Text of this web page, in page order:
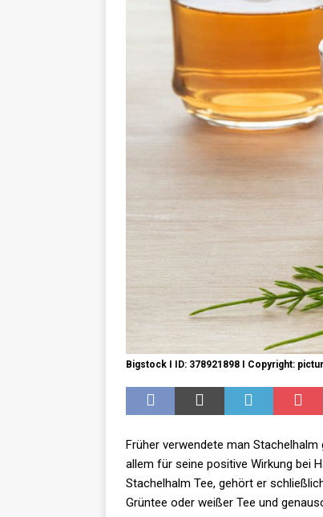
GESUNDHEIT
Bigstock I ID: 378921898 I Copyright:
Früher verwendete man
allem für seine positive Wirkung bei
Stachelhalm Tee, gehört er
Grüntee oder weißer Tee und